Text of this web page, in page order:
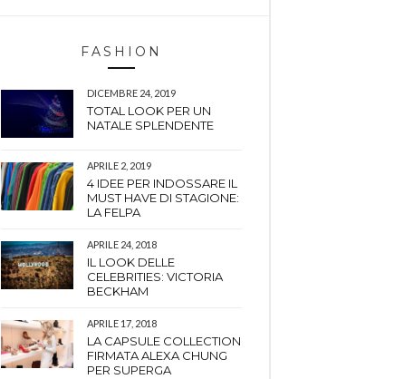
FASHION
DICEMBRE 24, 2019
TOTAL LOOK PER UN
NATALE SPLENDENTE
APRILE 2, 2019
4 IDEE PER INDOSSARE IL
MUST HAVE DI STAGIONE:
LA FELPA
APRILE 24, 2018
IL LOOK DELLE
CELEBRITIES: VICTORIA
BECKHAM
APRILE 17, 2018
LA CAPSULE COLLECTION
FIRMATA ALEXA CHUNG
PER SUPERGA